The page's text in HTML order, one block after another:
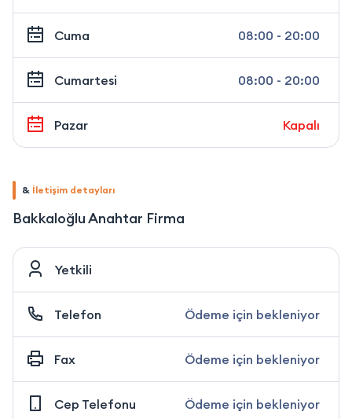
Cuma 08:00 - 20:00
Cumartesi 08:00 - 20:00
Pazar Kapalı
& İletişim detayları
Bakkaloğlu Anahtar Firma
Yetkili
Telefon Ödeme için bekleniyor
Fax Ödeme için bekleniyor
Cep Telefonu Ödeme için bekleniyor